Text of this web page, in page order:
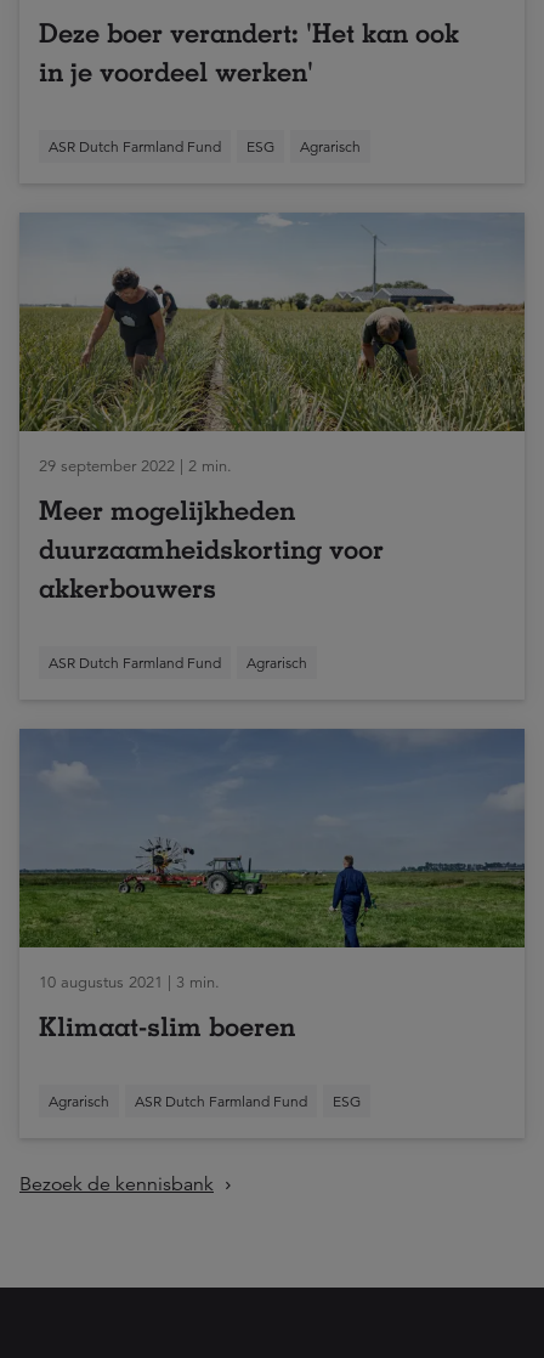
Deze boer verandert: 'Het kan ook
in je voordeel werken'
ASR Dutch Farmland Fund ESG Agrarisch
29 september 2022 | 2 min.
Meer mogelijkheden
duurzaamheidskorting voor
akkerbouwers
ASR Dutch Farmland Fund Agrarisch
10 augustus 2021 | 3 min.
Klimaat-slim boeren
Agrarisch ASR Dutch Farmland Fund ESG
Bezoek de kennisbank